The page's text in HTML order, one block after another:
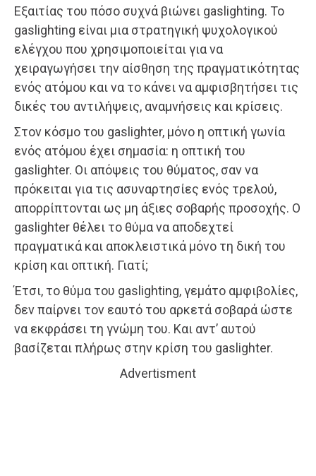
Εξαιτίας του πόσο συχνά βιώνει gaslighting. Το
gaslighting είναι μια στρατηγική ψυχολογικού
ελέγχου που χρησιμοποιείται για να
χειραγωγήσει την αίσθηση της πραγματικότητας
ενός ατόμου και να το κάνει να αμφισβητήσει τις
δικές του αντιλήψεις, αναμνήσεις και κρίσεις.
Στον κόσμο του gaslighter, μόνο η οπτική γωνία
ενός ατόμου έχει σημασία: η οπτική του
gaslighter. Οι απόψεις του θύματος, σαν να
πρόκειται για τις ασυναρτησίες ενός τρελού,
απορρίπτονται ως μη άξιες σοβαρής προσοχής. Ο
gaslighter θέλει το θύμα να αποδεχτεί
πραγματικά και αποκλειστικά μόνο τη δική του
κρίση και οπτική. Γιατί;
Έτσι, το θύμα του gaslighting, γεμάτο αμφιβολίες,
δεν παίρνει τον εαυτό του αρκετά σοβαρά ώστε
να εκφράσει τη γνώμη του. Και αντ’ αυτού
βασίζεται πλήρως στην κρίση του gaslighter.
Advertisment